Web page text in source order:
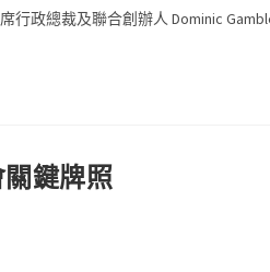
政總裁及聯合創辦人 Dominic
鍵牌照